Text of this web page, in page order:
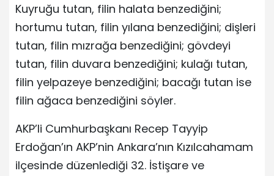
Kuyruğu tutan, filin halata benzediğini;
hortumu tutan, filin yılana benzediğini; dişleri
tutan, filin mızrağa benzediğini; gövdeyi
tutan, filin duvara benzediğini; kulağı tutan,
filin yelpazeye benzediğini; bacağı tutan ise
filin ağaca benzediğini söyler.
AKP’li Cumhurbaşkanı Recep Tayyip
Erdoğan’ın AKP’nin Ankara’nın Kızılcahamam
ilçesinde düzenlediği 32. İstişare ve